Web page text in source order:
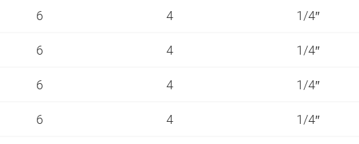
6 4 1/4″
6 4 1/4″
6 4 1/4″
6 4 1/4″